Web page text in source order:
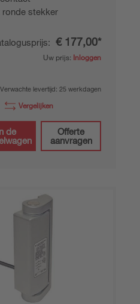
ronde stekker
€ 177,00*
Uw prijs: Inloggen
Verwachte levertijd: 25 werkdagen
Vergelijken
de
Offerte
aanvragen